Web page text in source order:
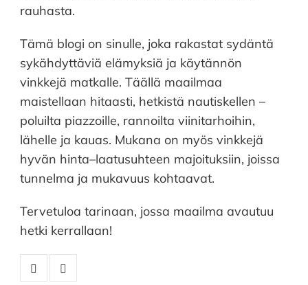
rauhasta.
Tämä blogi on sinulle, joka rakastat sydäntä
sykähdyttäviä elämyksiä ja käytännön
vinkkejä matkalle. Täällä maailmaa
maistellaan hitaasti, hetkistä nautiskellen –
poluilta piazzoille, rannoilta viinitarhoihin,
lähelle ja kauas. Mukana on myös vinkkejä
hyvän hinta–laatusuhteen majoituksiin, joissa
tunnelma ja mukavuus kohtaavat.
Tervetuloa tarinaan, jossa maailma avautuu
hetki kerrallaan!